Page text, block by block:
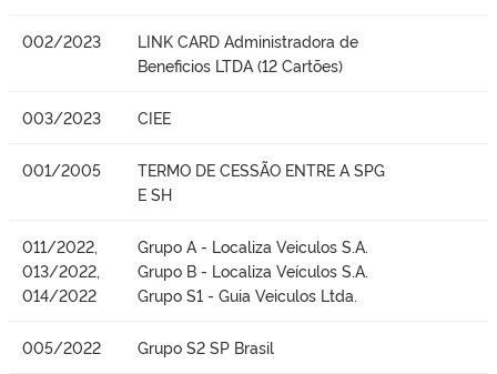
002/2023
LINK CARD Administradora de
Beneficios LTDA (12 Cartões)
003/2023 CIEE
001/2005
TERMO DE CESSÃO ENTRE A SPG
E SH
011/2022,
013/2022,
014/2022
Grupo A - Localiza Veiculos S.A.
Grupo B - Localiza Veículos S.A.
Grupo S1 - Guia Veiculos Ltda.
005/2022 Grupo S2 SP Brasil